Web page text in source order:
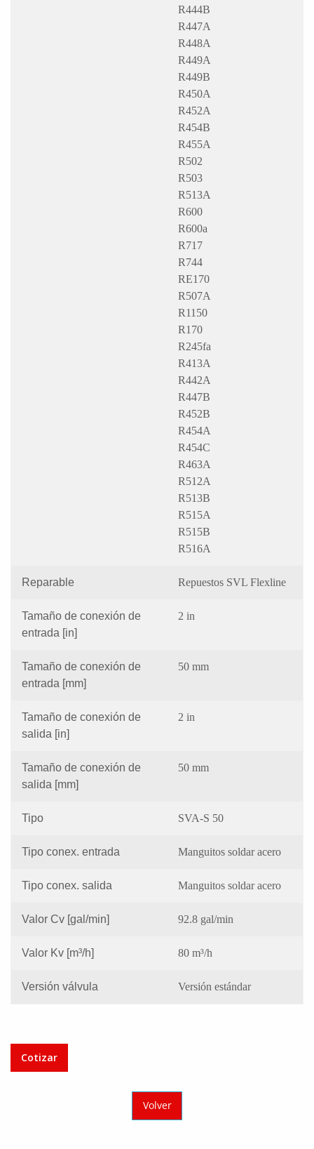
R444B
R447A
R448A
R449A
R449B
R450A
R452A
R454B
R455A
R502
R503
R513A
R600
R600a
R717
R744
RE170
R507A
R1150
R170
R245fa
R413A
R442A
R447B
R452B
R454A
R454C
R463A
R512A
R513B
R515A
R515B
R516A
Reparable Repuestos SVL Flexline
Tamaño de conexión de
entrada [in]
2 in
Tamaño de conexión de
entrada [mm]
50 mm
Tamaño de conexión de
salida [in]
2 in
Tamaño de conexión de
salida [mm]
50 mm
Tipo SVA-S 50
Tipo conex. entrada Manguitos soldar acero
Tipo conex. salida Manguitos soldar acero
Valor Cv [gal/min] 92.8 gal/min
Valor Kv [m³/h] 80 m³/h
Versión válvula Versión estándar
Cotizar
Volver